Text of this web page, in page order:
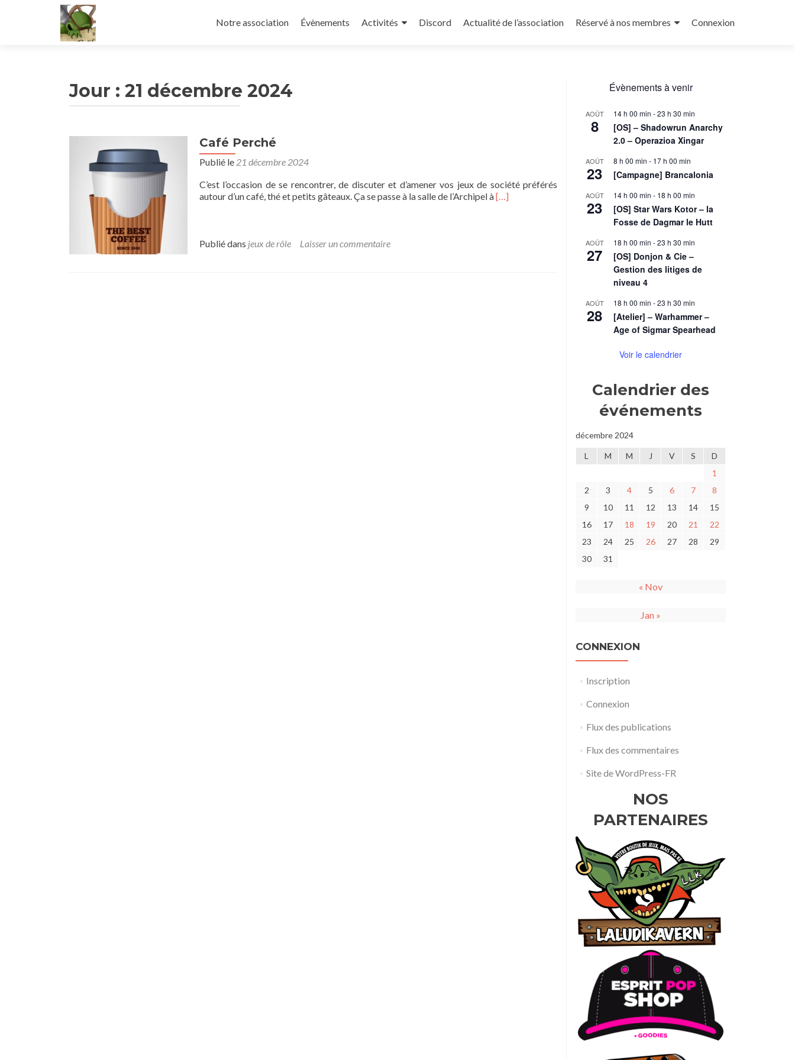
au
Notre association Évènements Activités Discord Actualité de l’association Réservé à nos membres Connexion
Jour : 21 décembre 2024
Café Perché
Publié le 21 décembre 2024
C’est l’occasion de se rencontrer, de discuter et d’amener vos jeux de société préférés
autour d’un café, thé et petits gâteaux. Ça se passe à la salle de l’Archipel àEn
[…]
Publié dans jeux de rôle Laisser un commentaire
Évènements à venir
AOÛT
8
14 h 00 min -23 h 30 min
[OS] – Shadowrun Anarchy
2.0 – Operazioa Xingar
AOÛT
23
8 h 00 min - 17 h 00 min
[Campagne] Brancalonia
AOÛT
23
14 h 00 min - 18 h 00 min
[OS] Star Wars Kotor – la
Fosse de Dagmar le Hutt
AOÛT
27
18 h 00 min -23 h 30 min
[OS] Donjon & Cie –
Gestion des litiges de
niveau 4
AOÛT
28
18 h 00 min -23 h 30 min
[Atelier] – Warhammer –
Age of Sigmar Spearhead
Voir le calendrier
Calendrier des
événements
décembre 2024
L M M J V S
D
1
2
3 4 5 6 7
8
9
10 11 12 13 14
15
16
17 18 19 20 21
22
23
24 25 26 27 28
29
30
31
« Nov
Jan »
CONNEXION
Inscription
Connexion
Flux des publications
Flux des commentaires
Site de WordPress-FR
NOS
PARTENAIRES